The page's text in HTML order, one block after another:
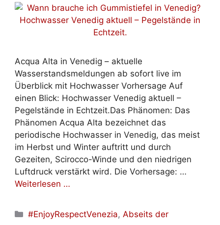
Acqua Alta in Venedig – aktuelle
Wasserstandsmeldungen ab sofort live im
Überblick mit Hochwasser Vorhersage Auf
einen Blick: Hochwasser Venedig aktuell –
Pegelstände in Echtzeit.Das Phänomen: Das
Phänomen Acqua Alta bezeichnet das
periodische Hochwasser in Venedig, das meist
im Herbst und Winter auftritt und durch
Gezeiten, Scirocco-Winde und den niedrigen
Luftdruck verstärkt wird. Die Vorhersage: …
Weiterlesen …
Kategorien
#EnjoyRespectVenezia, Abseits der